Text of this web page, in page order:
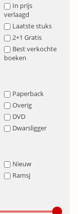
In prijs
verlaagd
Laatste stuks
2+1 Gratis
Best verkochte
boeken
Paperback
Overig
DVD
Dwarsligger
Nieuw
Ramsj